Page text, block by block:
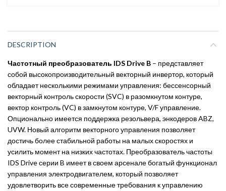
DESCRIPTION
Частотный преобразователь IDS Drive B – представляет
собой высокопроизводительный векторный инвертор, который
обладает несколькими режимами управления: бессенсорный
векторный контроль скорости (SVC) в разомкнутом контуре,
вектор контроль (VC) в замкнутом контуре, V/F управление.
Опционально имеется поддержка резольвера, энкодеров ABZ,
UVW. Новый алгоритм векторного управления позволяет
достичь более стабильной работы на малых скоростях и
усилить момент на низких частотах. Преобразователь частоты
IDS Drive серии B имеет в своем арсенале богатый функционал
управления электродвигателем, который позволяет
удовлетворить все современные требования к управлению